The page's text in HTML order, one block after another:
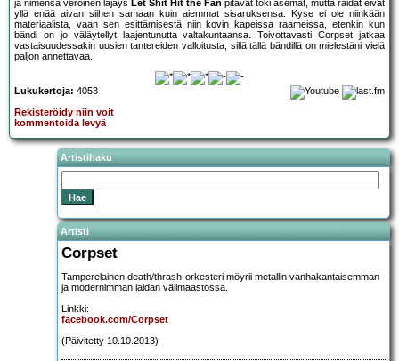
ja nimensä veroinen läjäys Let Shit Hit the Fan pitävät toki asemat, mutta raidat eivät
yllä enää aivan siihen samaan kuin aiemmat sisaruksensa. Kyse ei ole niinkään
materiaalista, vaan sen esittämisestä niin kovin kapeissa raameissa, etenkin kun
bändi on jo väläytellyt laajentunutta valtakuntaansa. Toivottavasti Corpset jatkaa
vastaisuudessakin uusien tantereiden valloitusta, sillä tällä bändillä on mielestäni vielä
paljon annettavaa.
Lukukertoja: 4053
Rekisteröidy niin voit
kommentoida levyä
Artistihaku
Artisti
Corpset
Tamperelainen death/thrash-orkesteri möyrii metallin vanhakantaisemman
ja modernimman laidan välimaastossa.
Linkki:
facebook.com/Corpset
(Päivitetty 10.10.2013)